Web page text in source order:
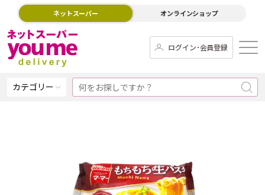
ネットスーパー オンラインショップ
ログイン･会員登録
カテゴリー